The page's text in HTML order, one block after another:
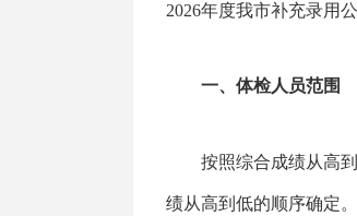
2026年度我市补充录用
一、体检人员范围
按照综合成绩从高
绩从高到低的顺序确定